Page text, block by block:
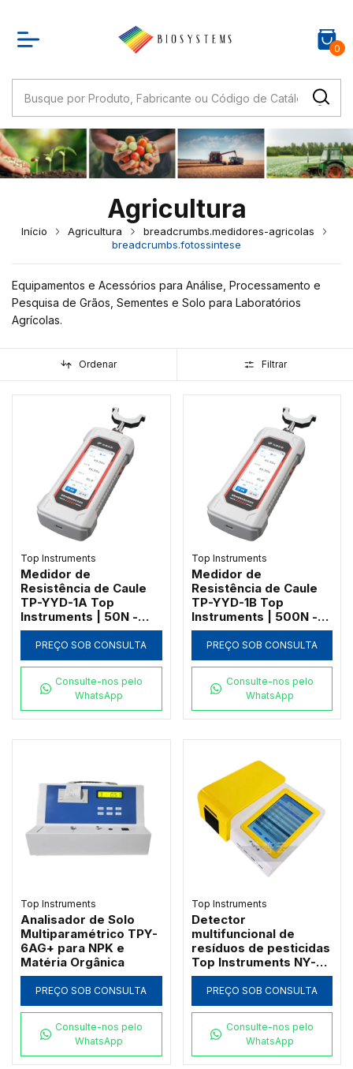
0
Agricultura
Início Agricultura
breadcrumbs.medidores-agricolas
breadcrumbs.fotossintese
Equipamentos e Acessórios para Análise, Processamento e
Pesquisa de Grãos, Sementes e Solo para Laboratórios
Agrícolas.
Ordenar Filtrar
Top Instruments
Medidor de
Resistência de Caule
TP-YYD-1A Top
Instruments | 50N -
Bluetooth e
Georreferenciamento
PREÇO SOB CONSULTA
Consulte-nos pelo
WhatsApp
Top Instruments
Medidor de
Resistência de Caule
TP-YYD-1B Top
Instruments | 500N -
Bluetooth e
Georreferenciamento
PREÇO SOB CONSULTA
Consulte-nos pelo
WhatsApp
Top Instruments
Analisador de Solo
Multiparamétrico TPY-
6AG+ para NPK e
Matéria Orgânica
PREÇO SOB CONSULTA
Consulte-nos pelo
WhatsApp
Top Instruments
Detector
multifuncional de
resíduos de pesticidas
Top Instruments NY-
12DG com QR Code
PREÇO SOB CONSULTA
Consulte-nos pelo
WhatsApp